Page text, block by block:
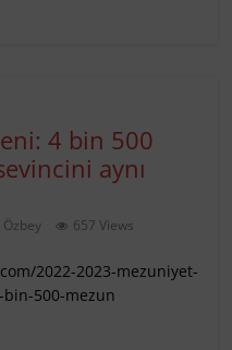
4 bin 500
aynı
657 Views
2022-2023-mezuniyet-
500-mezun